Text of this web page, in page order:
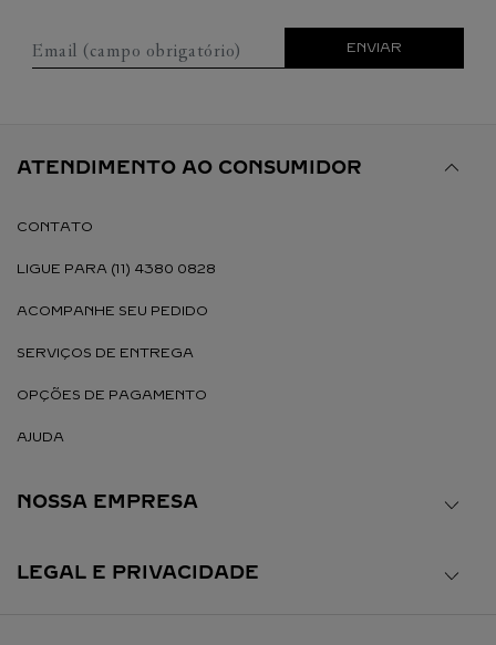
Email (campo obrigatório) ENVIAR
ATENDIMENTO AO CONSUMIDOR
CONTATO
LIGUE PARA (11) 4380 0828
ACOMPANHE SEU PEDIDO
SERVIÇOS DE ENTREGA
OPÇÕES DE PAGAMENTO
AJUDA
NOSSA EMPRESA
LEGAL E PRIVACIDADE